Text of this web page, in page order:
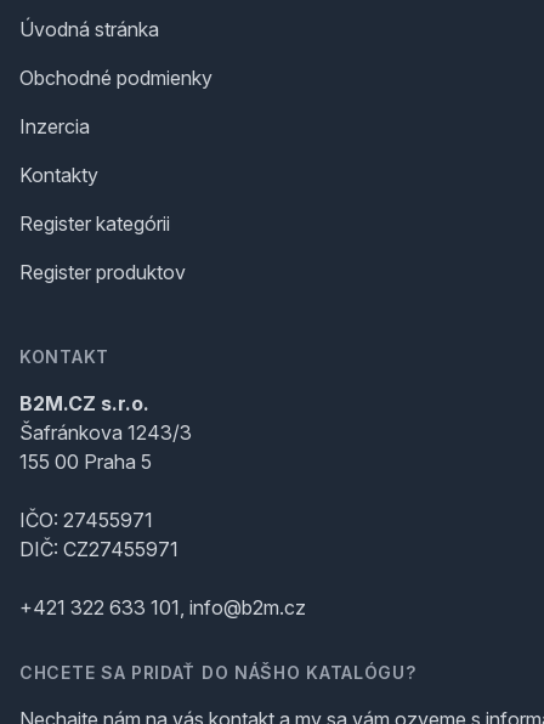
Úvodná stránka
Obchodné podmienky
Inzercia
Kontakty
Register kategórii
Register produktov
KONTAKT
B2M.CZ s.r.o.
Šafránkova 1243/3
155 00 Praha 5
IČO: 27455971
DIČ: CZ27455971
+421 322 633 101, info@b2m.cz
CHCETE SA PRIDAŤ DO NÁŠHO KATALÓGU?
Nechajte nám na vás kontakt a my sa vám ozveme s